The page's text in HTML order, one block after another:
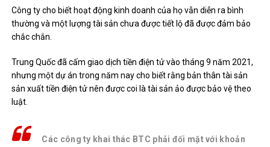
Công ty cho biết hoạt động kinh doanh của họ vẫn diễn ra bình
thường và một lượng tài sản chưa được tiết lộ đã được đảm bảo
chắc chắn.
Trung Quốc đã cấm giao dịch tiền điện tử vào tháng 9 năm 2021,
nhưng một dự án trong năm nay cho biết rằng bản thân tài sản
sản xuất tiền điện tử nên được coi làtài sản ảo được bảo vệ theo
luật.
Các công ty khai thác BTC phải đối mặt với khoản